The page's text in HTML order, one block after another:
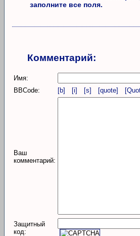
заполните все поля.
Комментарий:
Имя:
BBCode:
[b] [i] [s] [quote]
Ваш
комментарий:
Защитный
код: